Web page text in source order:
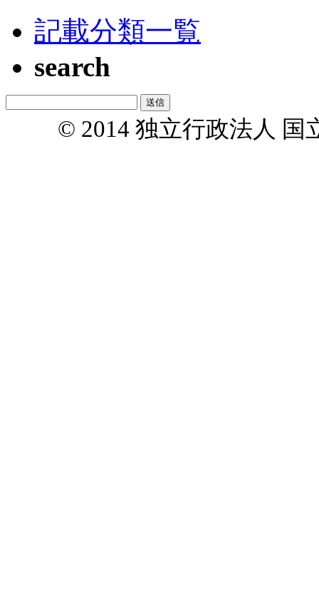
記載分類一覧
search
© 2014 独立行政法人 国